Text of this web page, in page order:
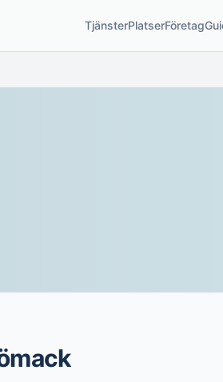
TjänsterPlatserFöretag